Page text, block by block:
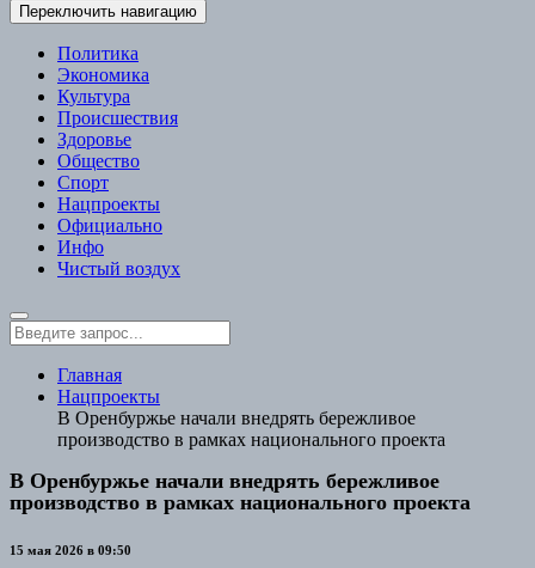
Переключить навигацию
Политика
Экономика
Культура
Происшествия
Здоровье
Общество
Спорт
Нацпроекты
Официально
Инфо
Чистый воздух
Главная
Нацпроекты
В Оренбуржье начали внедрять бережливое
производство в рамках национального проекта
В Оренбуржье начали внедрять бережливое
производство в рамках национального проекта
15 мая 2026 в 09:50